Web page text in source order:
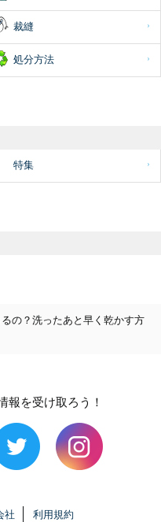
裁縫
処分方法
特集
の？洗ったあと早く乾かす方
報を受け取ろう！
社 利用規約